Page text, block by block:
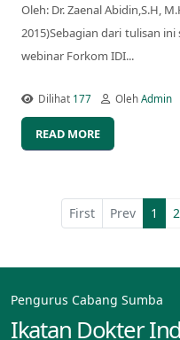
Oleh: Dr. Zaenal Abidin,S.H,
2015)Sebagian dari tulisan
webinar Forkom IDI...
Dilihat 177 OlehAdmin
READ MORE
First Prev 1 2
Pengurus Cabang Sumba
Ikatan Dokter